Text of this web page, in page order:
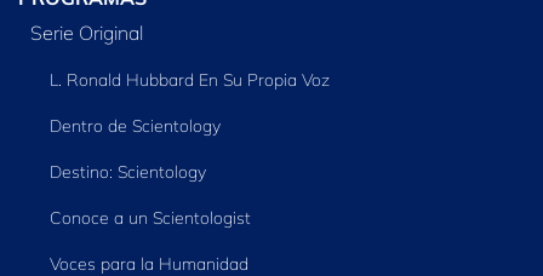
Serie Original
L. Ronald Hubbard En Su Propia Voz
Dentro de Scientology
Destino: Scientology
Conoce a un Scientologist
Voces para la Humanidad